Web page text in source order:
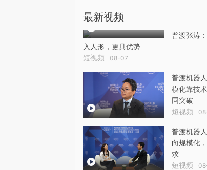
最新视频
普渡张涛
入人形，更具优势
短视频 08-07
普渡机器
模化靠技
同突破
短视频
普渡机器
向规模化
求
短视频